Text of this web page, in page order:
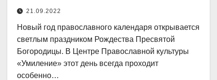
21.09.2022
Новый год православного календаря открывается
светлым праздником Рождества Пресвятой
Богородицы. В Центре Православной культуры
«Умиление» этот день всегда проходит
особенно…